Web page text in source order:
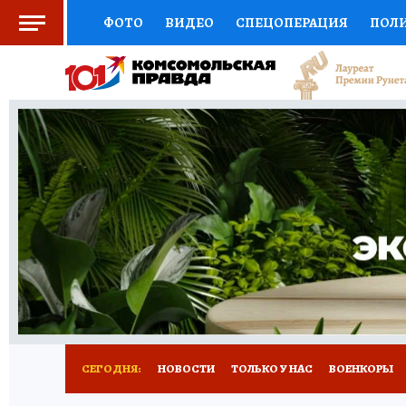
ФОТО ВИДЕО СПЕЦОПЕРАЦИЯ
СОЦПОДДЕРЖКА НАУКА СПОРТ
ВЫБОР ЭКСПЕРТОВ ДОКТОР
КНИЖНАЯ ПОЛКА ПРОГНОЗЫ НА СПОРТ
ПРЕСС-ЦЕНТР НЕДВИЖИМОСТЬ
РАДИО КП РЕКЛАМА ТЕСТЫ НОВОЕ
СЕГОДНЯ: НОВОСТИ ТОЛЬКО У НАС ВОЕНКОРЫ